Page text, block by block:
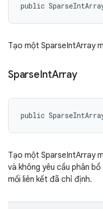
public
Tạo một SparseIntArray
SparseIntArray
public
Tạo một SparseIntArray
và không yêu cầu phân
mối liên kết đã chỉ định.